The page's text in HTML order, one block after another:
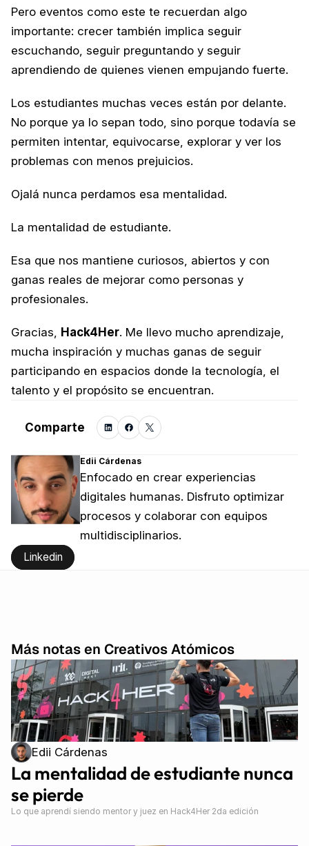
Pero eventos como este te recuerdan algo
importante: crecer también implica seguir
escuchando, seguir preguntando y seguir
aprendiendo de quienes vienen empujando fuerte.
Los estudiantes muchas veces están por delante.
No porque ya lo sepan todo, sino porque todavía se
permiten intentar, equivocarse, explorar y ver los
problemas con menos prejuicios.
Ojalá nunca perdamos esa mentalidad.
La mentalidad de estudiante.
Esa que nos mantiene curiosos, abiertos y con
ganas reales de mejorar como personas y
profesionales.
Gracias, Hack4Her. Me llevo mucho aprendizaje,
mucha inspiración y muchas ganas de seguir
participando en espacios donde la tecnología, el
talento y el propósito se encuentran.
Comparte
Edii Cárdenas
Enfocado en crear experiencias
digitales humanas. Disfruto optimizar
procesos y colaborar con equipos
multidisciplinarios.
Linkedin
Más notas en Creativos Atómicos
Edii Cárdenas
La mentalidad de estudiante nunca
se pierde
Lo que aprendí siendo mentor y juez en Hack4Her 2da edición